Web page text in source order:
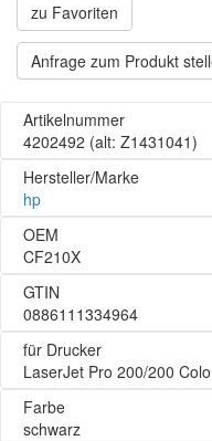
zu Favoriten
Anfrage zum Produkt
Artikelnummer
4202492 (alt: Z1431041)
Hersteller/Marke
hp
OEM
CF210X
GTIN
0886111334964
für Drucker
LaserJet Pro 200/200
Farbe
schwarz